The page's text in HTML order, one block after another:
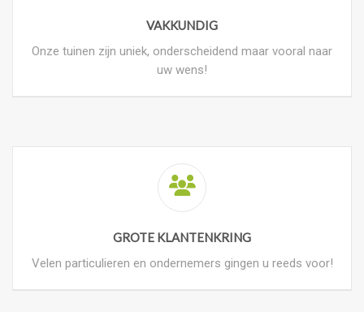
VAKKUNDIG
Onze tuinen zijn uniek, onderscheidend maar vooral naar
uw wens!
GROTE KLANTENKRING
Velen particulieren en ondernemers gingen u reeds voor!